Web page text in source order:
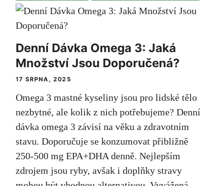
Denní Dávka Omega 3: Jaká
Množství Jsou Doporučená?
17 SRPNA, 2025
Omega 3 mastné kyseliny jsou pro lidské tělo
nezbytné, ale kolik z nich potřebujeme? Denní
dávka omega 3 závisí na věku a zdravotním
stavu. Doporučuje se konzumovat přibližně
250-500 mg EPA+DHA denně. Nejlepším
zdrojem jsou ryby, avšak i doplňky stravy